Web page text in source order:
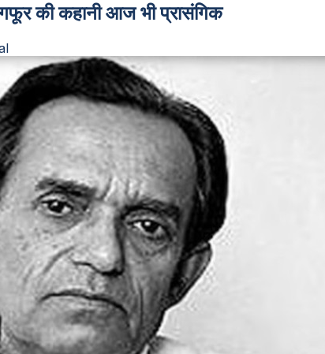
की कहानी आज भी प्रासंगिक